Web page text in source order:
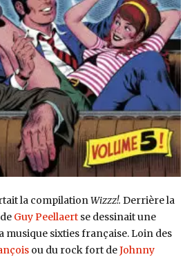
la compilationWizzz!. Derrière la
Guy Peellaertse dessinait une
musique sixties française. Loin des
ou du rock fort deJohnny